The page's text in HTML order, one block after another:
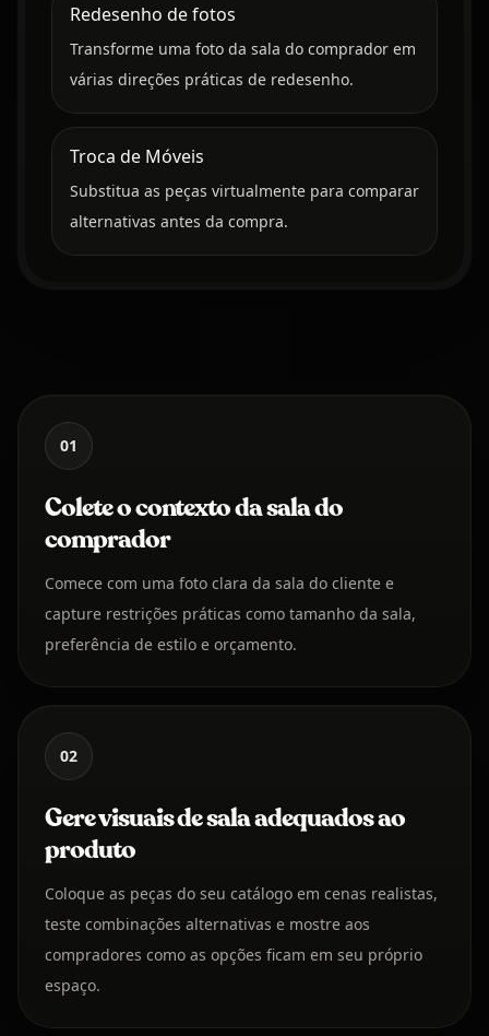
Redesenho de fotos
Transforme uma foto da sala do comprador em
várias direções práticas de redesenho.
Troca de Móveis
Substitua as peças virtualmente para comparar
alternativas antes da compra.
01
Colete o contexto da sala do
comprador
Comece com uma foto clara da sala do cliente e
capture restrições práticas como tamanho da sala,
preferência de estilo e orçamento.
02
Gere visuais de sala adequados ao
produto
Coloque as peças do seu catálogo em cenas realistas,
teste combinações alternativas e mostre aos
compradores como as opções ficam em seu próprio
espaço.